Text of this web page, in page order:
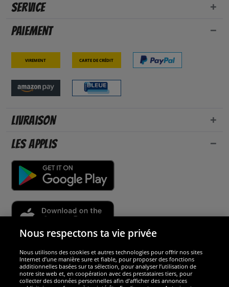
Service
Paiement
Virement Carte de crédit
Livraison
Les applis
Sécurité
Nous sommes excellents
Nous respectons ta vie privée
Nous utilisons des cookies et autres technologies pour offrir nos sites
Internet d’une manière sure et fiable, pour proposer des fonctions
additionnelles basées sur ta sélection, pour analyser l’utilisation de
notre site web et, en coopération avec des prestataires tiers, pour
collecter des données personnelles afin d’afficher des annonces